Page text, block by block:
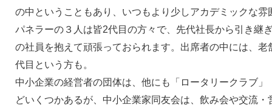
の中ということもあり、いつもより少しアカデミックな雰
パネラーの３人は皆2代目の方々で、先代社長から引き継
の社員を抱えて頑張っておられます。出席者の中には、老
代目という方も。
中小企業の経営者の団体は、他にも「ロータリークラブ」
どいくつかあるが、中小企業家同友会は、飲み会や交流・